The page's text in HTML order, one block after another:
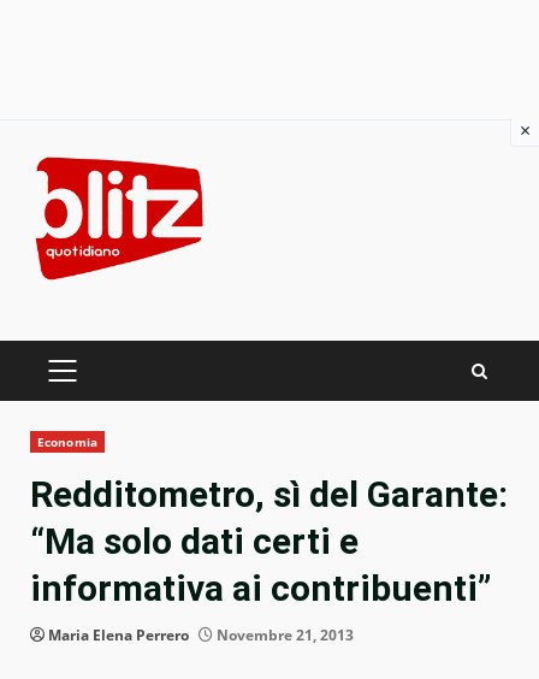
content
PRIMARY
Economia
Redditometro, sì del Garante:
“Ma solo dati certi e
informativa ai contribuenti”
Maria Elena Perrero Novembre 21, 2013
×